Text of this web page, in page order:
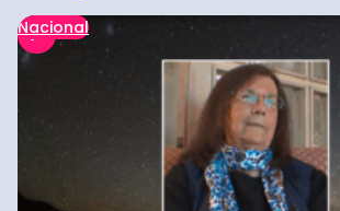
Nacional